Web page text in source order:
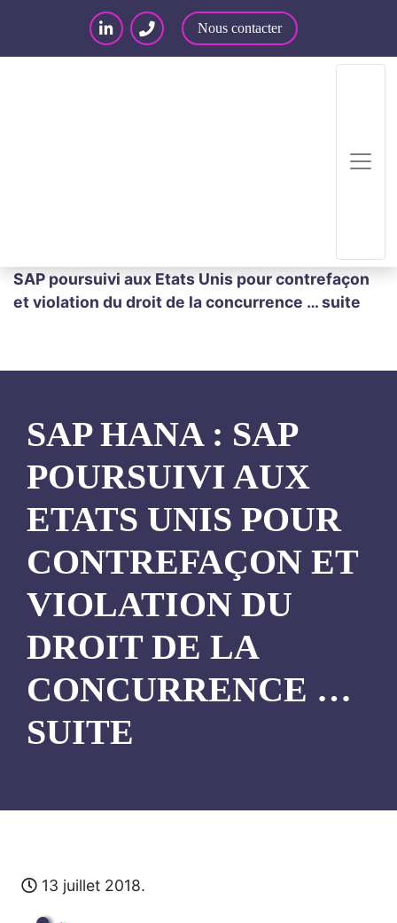
Nous contacter
SAP HANA :
SAP poursuivi aux Etats Unis pour contrefaçon
et violation du droit de la concurrence … suite
SAP HANA : SAP
POURSUIVI AUX
ETATS UNIS POUR
CONTREFAÇON ET
VIOLATION DU
DROIT DE LA
CONCURRENCE …
SUITE
13 juillet 2018.